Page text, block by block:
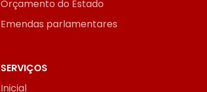
Orçamento do Estado
Emendas parlamentares
SERVIÇOS
Inicial